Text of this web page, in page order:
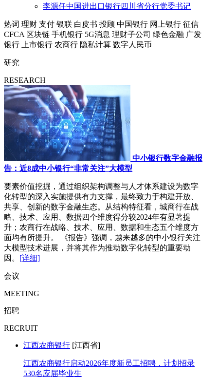
李源任中国进出口银行四川省分行党委书记
热词 理财 支付 银联 白皮书 投顾 中国银行 网上银行 征信
CFCA 区块链 手机银行 5G消息 理财子公司 绿色金融 广发
银行
上市银行 农商行 隐私计算 数字人民币
研究
RESEARCH
中小银行数字金融报
告：近8成中小银行“非常关注”大模型
要素价值挖掘，通过组织架构调整与人才体系建设为数字
化转型的深入实施提供有力支撑，最终致力于构建开放、
共享、创新的数字金融生态。从结构特征看，城商行在战
略、技术、应用、数据四个维度得分较2024年有显著提
升；农商行在战略、技术、应用、数据和生态五个维度方
面均有所提升。 《报告》强调，越来越多的中小银行关注
大模型技术进展，并将其作为推动数字化转型的重要动
因。 [详细]
会议
MEETING
招聘
RECRUIT
江西农商银行 [江西省]
江西农商银行启动2026年度新员工招聘，计划招录
530名应届毕业生